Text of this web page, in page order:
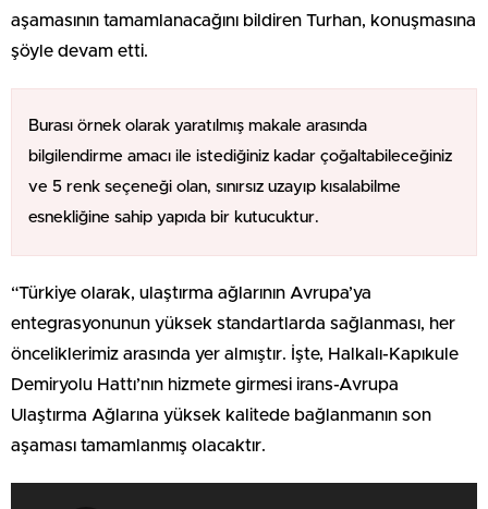
aşamasının tamamlanacağını bildiren Turhan, konuşmasına
şöyle devam etti.
Burası örnek olarak yaratılmış makale arasında
bilgilendirme amacı ile istediğiniz kadar çoğaltabileceğiniz
ve 5 renk seçeneği olan, sınırsız uzayıp kısalabilme
esnekliğine sahip yapıda bir kutucuktur.
“Türkiye olarak, ulaştırma ağlarının Avrupa’ya
entegrasyonunun yüksek standartlarda sağlanması, her
önceliklerimiz arasında yer almıştır. İşte, Halkalı-Kapıkule
Demiryolu Hattı’nın hizmete girmesi irans-Avrupa
Ulaştırma Ağlarına yüksek kalitede bağlanmanın son
aşaması tamamlanmış olacaktır.